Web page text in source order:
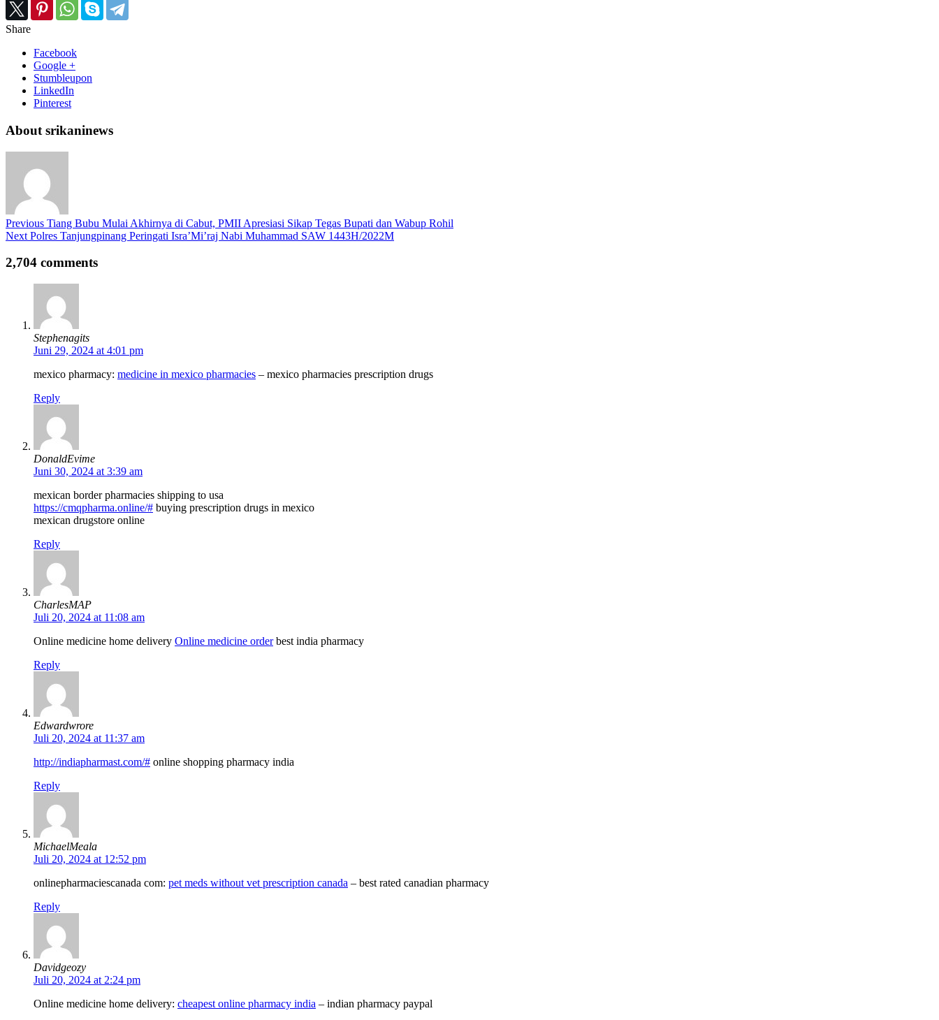
Share
Facebook
Google +
Stumbleupon
LinkedIn
Pinterest
About srikaninews
Previous Tiang Bubu Mulai Akhirnya di Cabut, PMII Apresiasi Sikap Tegas Bupati dan Wabup Rohil
Next Polres Tanjungpinang Peringati Isra’Mi’raj Nabi Muhammad SAW 1443H/2022M
2,704 comments
Stephenagits
Juni 29, 2024 at 4:01 pm
mexico pharmacy: medicine in mexico pharmacies – mexico pharmacies prescription drugs
Reply
DonaldEvime
Juni 30, 2024 at 3:39 am
mexican border pharmacies shipping to usa
https://cmqpharma.online/# buying prescription drugs in mexico
mexican drugstore online
Reply
CharlesMAP
Juli 20, 2024 at 11:08 am
Online medicine home delivery Online medicine orderbest india pharmacy
Reply
Edwardwrore
Juli 20, 2024 at 11:37 am
http://indiapharmast.com/# online shopping pharmacy india
Reply
MichaelMeala
Juli 20, 2024 at 12:52 pm
onlinepharmaciescanada com: pet meds without vet prescription canada – best rated canadian pharmacy
Reply
Davidgeozy
Juli 20, 2024 at 2:24 pm
Online medicine home delivery: cheapest online pharmacy india – indian pharmacy paypal